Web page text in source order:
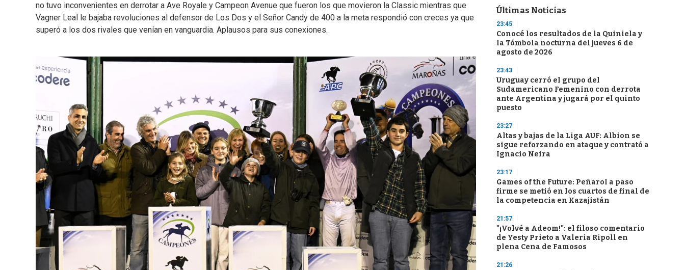
no tuvo inconvenientes en derrotar a Ave Royale y Campeon Avenue que fueron los que movieron la Classic mientras que
Vagner Leal le bajaba revoluciones al defensor de Los Dos y el Señor Candy de 400 a la meta respondió con creces ya que
superó a los dos rivales que venían en vanguardia. Aplausos para sus conexiones.
Últimas Noticias
23:45
Conocé los resultados de la Quiniela y
la Tómbola nocturna del jueves 6 de
agosto de 2026
23:43
Uruguay cerró el grupo del
Sudamericano Femenino con derrota
ante Argentina y jugará por el quinto
puesto
23:27
Altas y bajas de la Liga AUF: Albion se
sigue reforzando en ataque y contrató a
Ignacio Neira
23:17
Games of the Future: Peñarol a paso
firme se metió en los cuartos de final de
la competencia en Kazajistán
21:57
"¡Volvé a Adeom!": el filoso comentario
de Yesty Prieto a Valeria Ripoll en
plena Cena de Famosos
21:26